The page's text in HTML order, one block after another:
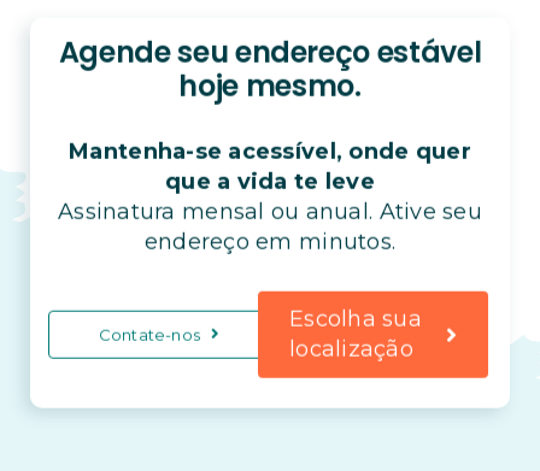
Agende seu endereço estável
hoje mesmo.
Mantenha-se acessível, onde quer
que a vida te leve
Assinatura mensal ou anual. Ative seu
endereço em minutos.
Contate-nos
Escolha sua
localização